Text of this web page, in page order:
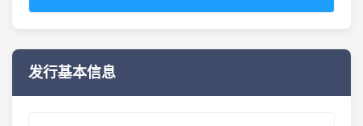
发行基本信息